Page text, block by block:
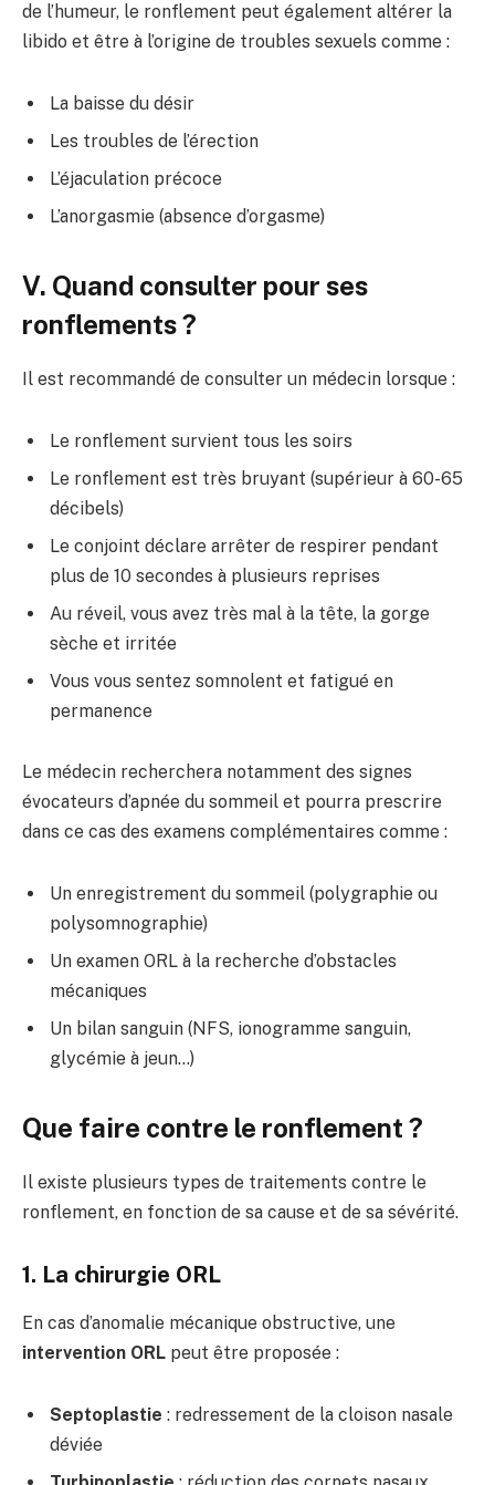
de l’humeur, le ronflement peut également altérer la
libido et être à l’origine de troubles sexuels comme :
La baisse du désir
Les troubles de l’érection
L’éjaculation précoce
L’anorgasmie (absence d’orgasme)
V. Quand consulter pour ses
ronflements ?
Il est recommandé de consulter un médecin lorsque :
Le ronflement survient tous les soirs
Le ronflement est très bruyant (supérieur à 60-65
décibels)
Le conjoint déclare arrêter de respirer pendant
plus de 10 secondes à plusieurs reprises
Au réveil, vous avez très mal à la tête, la gorge
sèche et irritée
Vous vous sentez somnolent et fatigué en
permanence
Le médecin recherchera notamment des signes
évocateurs d’apnée du sommeil et pourra prescrire
dans ce cas des examens complémentaires comme :
Un enregistrement du sommeil (polygraphie ou
polysomnographie)
Un examen ORL à la recherche d’obstacles
mécaniques
Un bilan sanguin (NFS, ionogramme sanguin,
glycémie à jeun…)
Que faire contre le ronflement ?
Il existe plusieurs types de traitements contre le
ronflement, en fonction de sa cause et de sa sévérité.
1. La chirurgie ORL
En cas d’anomalie mécanique obstructive, une
intervention ORL peut être proposée :
Septoplastie : redressement de la cloison nasale
déviée